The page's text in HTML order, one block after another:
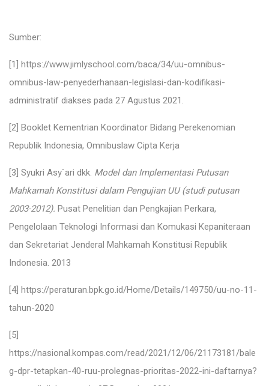
Sumber:
[1] https://www.jimlyschool.com/baca/34/uu-omnibus-
omnibus-law-penyederhanaan-legislasi-dan-kodifikasi-
administratif diakses pada 27 Agustus 2021.
[2] Booklet Kementrian Koordinator Bidang Perekenomian
Republik Indonesia, Omnibuslaw Cipta Kerja
[3] Syukri Asy`ari dkk. Model dan Implementasi Putusan
Mahkamah Konstitusi dalam Pengujian UU (studi putusan
2003-2012). Pusat Penelitian dan Pengkajian Perkara,
Pengelolaan Teknologi Informasi dan Komukasi Kepaniteraan
dan Sekretariat Jenderal Mahkamah Konstitusi Republik
Indonesia. 2013
[4] https://peraturan.bpk.go.id/Home/Details/149750/uu-no-11-
tahun-2020
[5]
https://nasional.kompas.com/read/2021/12/06/21173181/bale
g-dpr-tetapkan-40-ruu-prolegnas-prioritas-2022-ini-daftarnya?